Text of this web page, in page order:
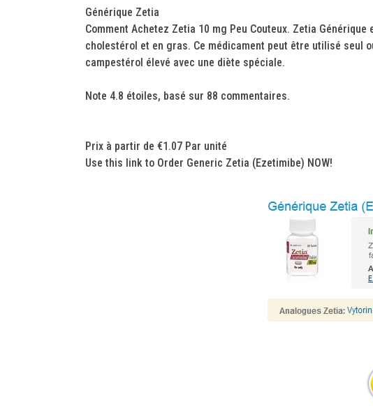
Générique Zetia
Comment Achetez Zetia 10 mg Peu Couteux. Zetia
cholestérol et en gras. Ce médicament peut être utilisé seul
campestérol élevé avec une diète spéciale.
Note 4.8 étoiles, basé sur 88 commentaires.
Prix à partir de €1.07 Par unité
Use this link to Order Generic Zetia (Ezetimibe) NOW!